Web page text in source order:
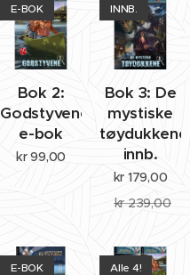
Bok 2:
Godstyvene,
e-bok
E-BOK
kr99,00
Bok 3: De
mystiske
innb.
INNB.
kr 179,00
kr239,00
E-BOK Alle 4!